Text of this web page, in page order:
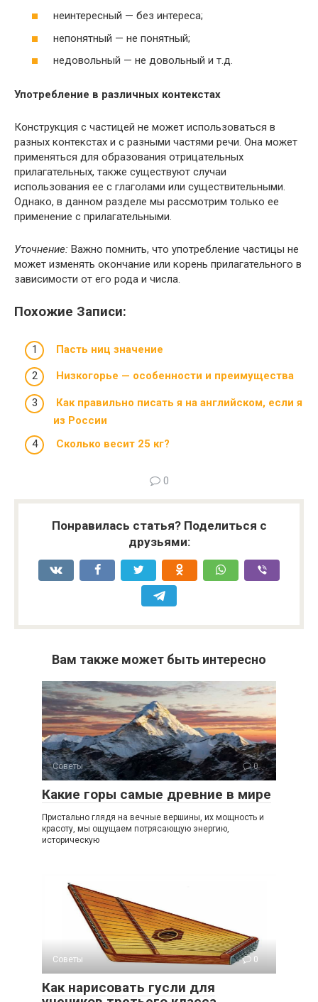
неинтересный — без интереса;
непонятный — не понятный;
недовольный — не довольный и т.д.
Употребление в различных контекстах
Конструкция с частицей не может использоваться в
разных контекстах и с разными частями речи. Она может
применяться для образования отрицательных
прилагательных, также существуют случаи
использования ее с глаголами или существительными.
Однако, в данном разделе мы рассмотрим только ее
применение с прилагательными.
Уточнение: Важно помнить, что употребление частицы не
может изменять окончание или корень прилагательного в
зависимости от его рода и числа.
Похожие Записи:
Пасть ниц значение
Низкогорье — особенности и преимущества
Как правильно писать я на английском, если я
из России
Сколько весит 25 кг?
0
Понравилась статья? Поделиться с
друзьями:
Вам также может быть интересно
Советы 0
Какие горы самые древние в мире
Пристально глядя на вечные вершины, их мощность и
красоту, мы ощущаем потрясающую энергию,
историческую
Советы 0
Как нарисовать гусли для